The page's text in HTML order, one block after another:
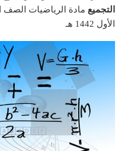
التجميع مادة الرياضيات الصف
الأول 1442 هـ